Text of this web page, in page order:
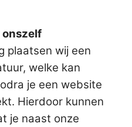
onszelf
plaatsen wij een
welke kan
je een website
Hierdoor kunnen
je naast onze